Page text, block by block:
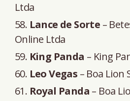
Ltda
Lance de Sorte –
Online Ltda
King Panda – King
Leo Vegas – Boa Lion
Royal Panda – Boa